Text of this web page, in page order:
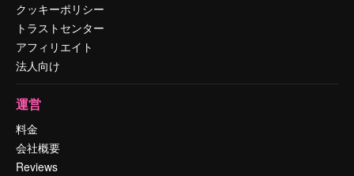
クッキーポリシー
トラストセンター
アフィリエイト
法人向け
運営
料金
会社概要
Reviews